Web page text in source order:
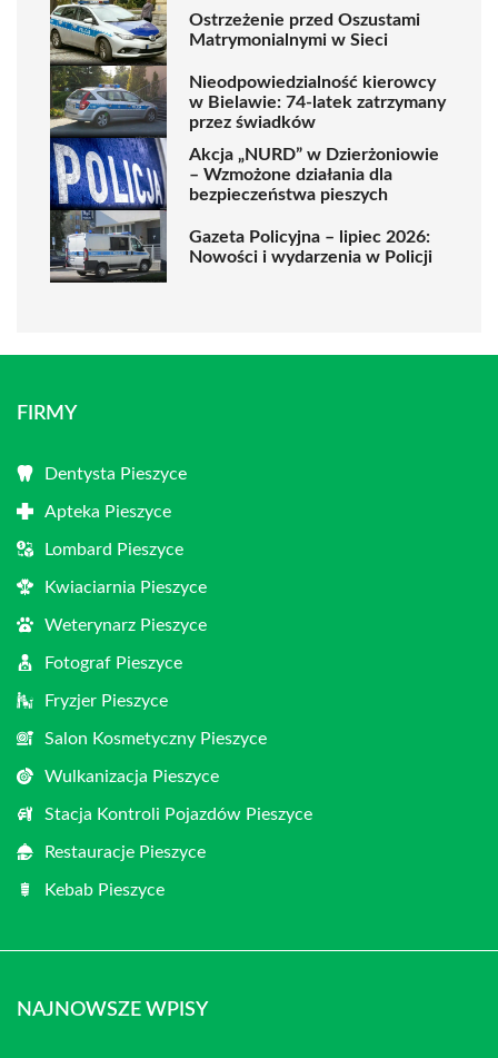
Ostrzeżenie przed Oszustami
Matrymonialnymi w Sieci
Nieodpowiedzialność kierowcy
w Bielawie: 74-latek zatrzymany
przez świadków
Akcja „NURD” w Dzierżoniowie
– Wzmożone działania dla
bezpieczeństwa pieszych
Gazeta Policyjna – lipiec 2026:
Nowości i wydarzenia w Policji
FIRMY
Dentysta Pieszyce
Apteka Pieszyce
Lombard Pieszyce
Kwiaciarnia Pieszyce
Weterynarz Pieszyce
Fotograf Pieszyce
Fryzjer Pieszyce
Salon Kosmetyczny Pieszyce
Wulkanizacja Pieszyce
Stacja Kontroli Pojazdów Pieszyce
Restauracje Pieszyce
Kebab Pieszyce
NAJNOWSZE WPISY